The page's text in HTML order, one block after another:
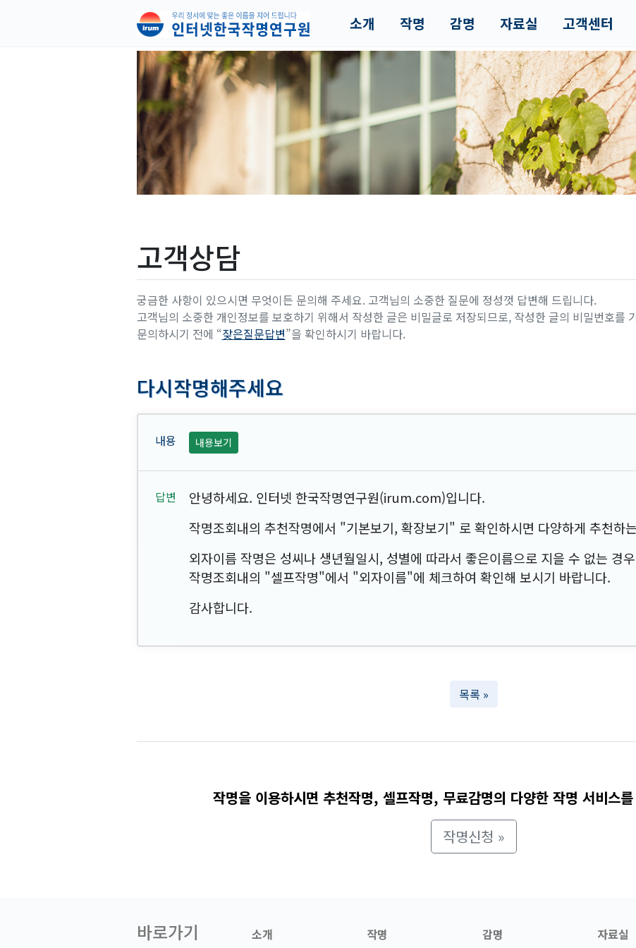
소개 작명 감명 자료실 고객센터
고객상담
궁금한 사항이 있으시면 무엇이든 문의해 주세요. 고객님의 소중한 질문에 정성껏 답변해 드립니다.
고객님의 소중한 개인정보를 보호하기 위해서 작성한 글은 비밀글로 저장되므로, 작성한 글의 비밀번호를
문의하시기 전에 “잦은질문답변”을 확인하시기 바랍니다.
다시작명해주세요
내용보기
안녕하세요. 인터넷 한국작명연구원(irum.com)입니다.
작명조회내의 추천작명에서 "기본보기, 확장보기" 로 확인하시면 다양하게 추천하
외자이름 작명은 성씨나 생년월일시, 성별에 따라서 좋은이름으로 지을 수 없는 경
작명조회내의 "셀프작명"에서 "외자이름"에 체크하여 확인해 보시기 바랍니다.
감사합니다.
목록 »
작명을 이용하시면 추천작명, 셀프작명, 무료감명의 다양한 작명 서비스
작명신청 »
바로가기
소개
작명
감명
자료실